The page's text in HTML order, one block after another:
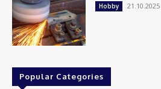
Hobby 21.10.2025
Popular Categories